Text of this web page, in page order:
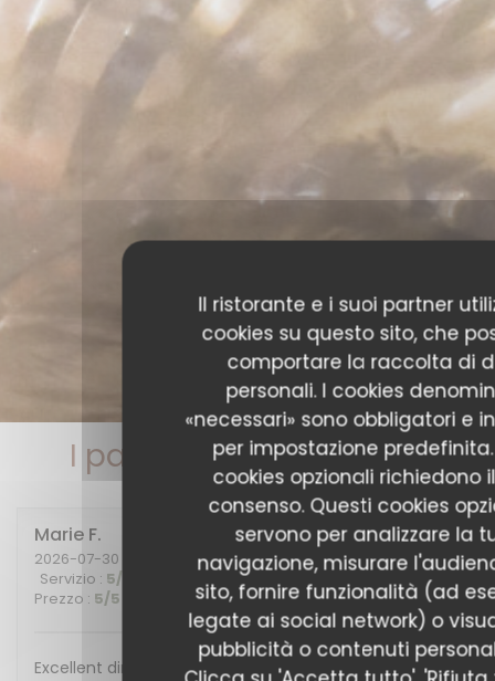
Il ristorante e i suoi partner
cookies su questo sito, che
comportare la raccolta di
personali. I cookies
«necessari» sono obbligatori e
per impostazione
cookies opzionali richiedono
consenso. Questi cookies
servono per analizzare la
navigazione, misurare
sito, fornire funzionalità (ad
legate ai social network) o
pubblicità o contenuti
I pareri dei nostri clienti
Marie F
2026-07-30 - 20:00 - Ospiti 2
Servizio : 5/5 Atmosfera /5 Cucina :
Qualità /
Prezzo : 5/5
Excellent diner et excellente soirée, nous